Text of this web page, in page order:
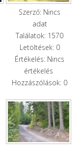
Szerző: Nincs
adat
Találatok: 1570
Letöltések: 0
Értékelés: Nincs
értékelés
Hozzászólások: 0